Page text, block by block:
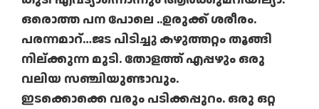
ഒരൊത്ത പന പോലെ ..ഉരുക്ക് ശരീരം.
പരന്നമാറ്…ജട പിടിച്ചു കഴുത്തറ്റം തൂങ്ങി
നില്ക്കുന്ന മുടി. തോളത്ത് എപ്പഴും ഒരു
വലിയ സഞ്ചിയുണ്ടാവും.
ഇടക്കൊക്കെ വരും പടിക്കപ്പുറം. ഒരു ഒറ്റ